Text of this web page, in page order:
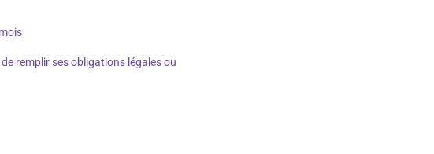
remplir ses obligations légales ou